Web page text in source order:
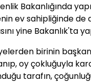
Bakanlığında
ev sahipliğinde de
yine Bakanlık'ta
birinin
oy çokluğuyla
tarafın,